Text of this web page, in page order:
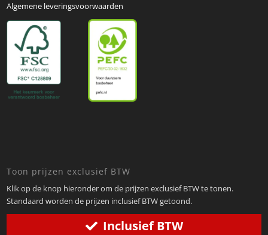
Algemene leveringsvoorwaarden
Toon prijzen exclusief BTW
Klik op de knop hieronder om de prijzen exclusief BTW te tonen.
Standaard worden de prijzen inclusief BTW getoond.
Inclusief BTW